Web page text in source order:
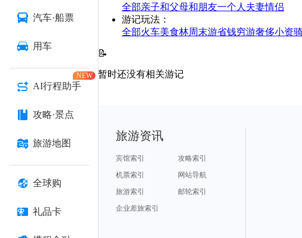
汽车·船票
用车
AI行程助手
NEW
攻略·景点
旅游地图
全球购
礼品卡
全部亲子和父母和朋友一个人 夫妻情侣
游记玩法 ：
全部火车美食林周末游省钱穷游奢侈小资
📝
暂时还没有相关游记
旅游资讯
宾馆索引
攻略索引
机票索引
网站导航
旅游索引
邮轮索引
企业差旅索引